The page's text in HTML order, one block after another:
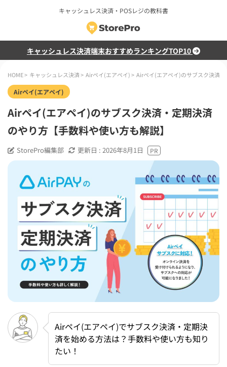
キャッシュレス決済・POSレジの教科書
キャッシュレス決済端末おすすめランキングTOP10
HOME> キャッシュレス決済> Airペイ(エアペイ)> Airペイ(エアペイ)のサブスク決済
Airペイ(エアペイ)
Airペイ(エアペイ)のサブスク決済・定期決済
のやり方【手数料や使い方も解説】
StorePro編集部 更新日 : 2026年8月1日
Airペイ(エアペイ)でサブスク決済・定期決
済を始める方法は？手数料や使い方も知り
たい！